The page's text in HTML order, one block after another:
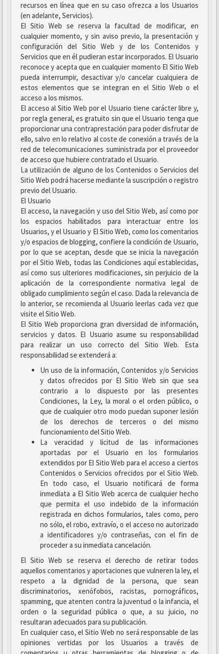
recursos en línea que en su caso ofrezca a los Usuarios
(en adelante, Servicios).
El Sitio Web se reserva la facultad de modificar, en
cualquier momento, y sin aviso previo, la presentación y
configuración del Sitio Web y de los Contenidos y
Servicios que en él pudieran estar incorporados. El Usuario
reconoce y acepta que en cualquier momento El Sitio Web
pueda interrumpir, desactivar y/o cancelar cualquiera de
estos elementos que se integran en el Sitio Web o el
acceso a los mismos.
El acceso al Sitio Web por el Usuario tiene carácter libre y,
por regla general, es gratuito sin que el Usuario tenga que
proporcionar una contraprestación para poder disfrutar de
ello, salvo en lo relativo al coste de conexión a través de la
red de telecomunicaciones suministrada por el proveedor
de acceso que hubiere contratado el Usuario.
La utilización de alguno de los Contenidos o Servicios del
Sitio Web podrá hacerse mediante la suscripción o registro
previo del Usuario.
El Usuario
El acceso, la navegación y uso del Sitio Web, así como por
los espacios habilitados para interactuar entre los
Usuarios, y el Usuario y El Sitio Web, como los comentarios
y/o espacios de blogging, confiere la condición de Usuario,
por lo que se aceptan, desde que se inicia la navegación
por el Sitio Web, todas las Condiciones aquí establecidas,
así como sus ulteriores modificaciones, sin perjuicio de la
aplicación de la correspondiente normativa legal de
obligado cumplimiento según el caso. Dada la relevancia de
lo anterior, se recomienda al Usuario leerlas cada vez que
visite el Sitio Web.
El Sitio Web proporciona gran diversidad de información,
servicios y datos. El Usuario asume su responsabilidad
para realizar un uso correcto del Sitio Web. Esta
responsabilidad se extenderá a:
Un uso de la información, Contenidos y/o Servicios
y datos ofrecidos por El Sitio Web sin que sea
contrario a lo dispuesto por las presentes
Condiciones, la Ley, la moral o el orden público, o
que de cualquier otro modo puedan suponer lesión
de los derechos de terceros o del mismo
funcionamiento del Sitio Web.
La veracidad y licitud de las informaciones
aportadas por el Usuario en los formularios
extendidos por El Sitio Web para el acceso a ciertos
Contenidos o Servicios ofrecidos por el Sitio Web.
En todo caso, el Usuario notificará de forma
inmediata a El Sitio Web acerca de cualquier hecho
que permita el uso indebido de la información
registrada en dichos formularios, tales como, pero
no sólo, el robo, extravío, o el acceso no autorizado
a identificadores y/o contraseñas, con el fin de
proceder a su inmediata cancelación.
El Sitio Web se reserva el derecho de retirar todos
aquellos comentarios y aportaciones que vulneren la ley, el
respeto a la dignidad de la persona, que sean
discriminatorios, xenófobos, racistas, pornográficos,
spamming, que atenten contra la juventud o la infancia, el
orden o la seguridad pública o que, a su juicio, no
resultaran adecuados para su publicación.
En cualquier caso, el Sitio Web no será responsable de las
opiniones vertidas por los Usuarios a través de